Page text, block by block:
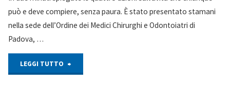
può e deve compiere, senza paura. È stato presentato stamani
nella sede dell’Ordine dei Medici Chirurghi e Odontoiatri di
Padova, …
LEGGI TUTTO